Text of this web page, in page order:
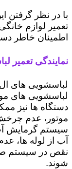
با در نظر گرفتن
تعمیر لوازم
اطمینان خاطر
نمایندگی تعمیر
لباسشویی های
لباسشویی های
دستگاه ها نیز
موتور، عدم
سیستم گرمایش
آب از لوله ها،
نقص در سیستم
شوند.